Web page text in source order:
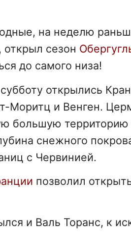
на неделю
открыл сезон
до самого низа!
открылись
Моритц и Венген.
большую территорию
снежного
с Червинией.
позволил
и Валь Торанс, к